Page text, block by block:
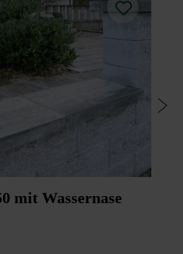
Mauern farblich
steht die Abdeckplatte
und für den silbergrau-
in Platin mittel
schattiert und Silbergrau-
empfehlen Friedl
Imprägnierung mittels
gegen Aufpreis möglich).
mit Wassernase